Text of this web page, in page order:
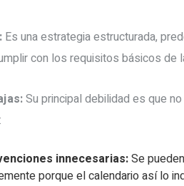
Es una estrategia estructurada,
con los requisitos básicos
Su principal debilidad es que
innecesarias:Se
porque el calendario así lo